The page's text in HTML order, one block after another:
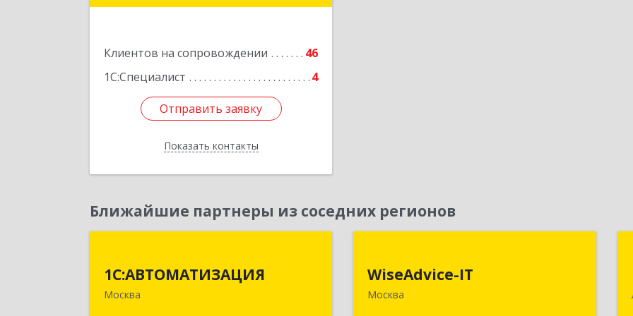
Клиентов на сопровождении
46
1С:Специалист
4
Отправить заявку
Показать контакты
Подробнее
Отправить заявку
Назад
Ближайшие партнеры из соседних регионов
1С:АВТОМАТИЗАЦИЯ
Москва
111024, Москва г, Энтузиастов 1-я ул,
WiseAdvice-IT
Москва
муниципальный округ Таганский,